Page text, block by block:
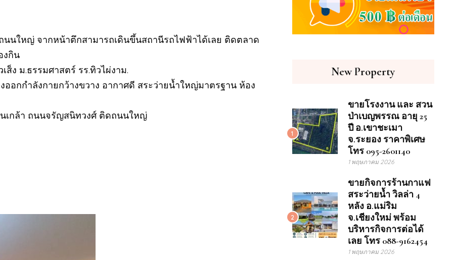
นใหญ่ จากหน้าตึกสามารถเดินขึ้นสถานีรถไฟฟ้าได้เลย ติดตลาด
งกิน
ส็ง ม.ธรรมศาสตร์ รร.ทิวไผ่งาม.
อกกำลังกายกว้างขวาง อากาศดี สระว่ายน้ำใหญ่มาตรฐาน ห้อง
เกล้า ถนนจรัญสนิทวงศ์ ติดถนนใหญ่
New Property
1
ขายโรงงาน และ สวน
ป่าเบญพรรณ อายุ 25
ปี อ.เขาชะเมา
จ.ระยอง ราคาพิเศษ
โทร 095-2601140
1 พฤษภาคม 2026
2
ขายกิจการร้านกาแฟ
สระว่ายน้ำ วิลล่า 4
หลัง อ.แม่ริม
จ.เชียงใหม่ พร้อม
บริหารกิจการต่อได้
เลย โทร 088-9162454
1 พฤษภาคม 2026